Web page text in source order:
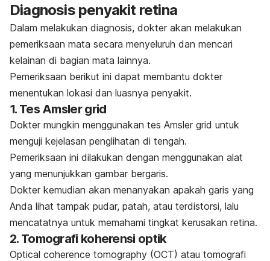
Diagnosis penyakit retina
Dalam melakukan diagnosis, dokter akan melakukan
pemeriksaan mata secara menyeluruh dan mencari
kelainan di bagian mata lainnya.
Pemeriksaan berikut ini dapat membantu dokter
menentukan lokasi dan luasnya penyakit.
1. Tes Amsler grid
Dokter mungkin menggunakan tes Amsler grid untuk
menguji kejelasan penglihatan di tengah.
Pemeriksaan ini dilakukan dengan menggunakan alat
yang menunjukkan gambar bergaris.
Dokter kemudian akan menanyakan apakah garis yang
Anda lihat tampak pudar, patah, atau terdistorsi, lalu
mencatatnya untuk memahami tingkat kerusakan retina.
2. Tomografi koherensi optik
Optical coherence tomography (OCT) atau tomografi